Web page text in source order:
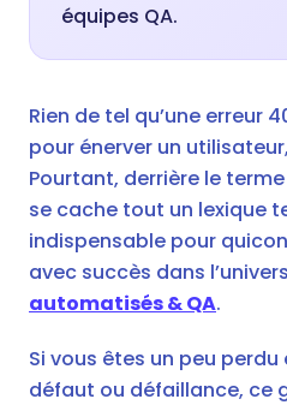
équipes QA.
Rien de tel qu’une erreur
pour énerver un
Pourtant, derrière le
se cache tout un lexique
indispensable pour
avec succès dans
automatisés & QA.
Si vous êtes un peu perdu
défaut ou défaillance, ce